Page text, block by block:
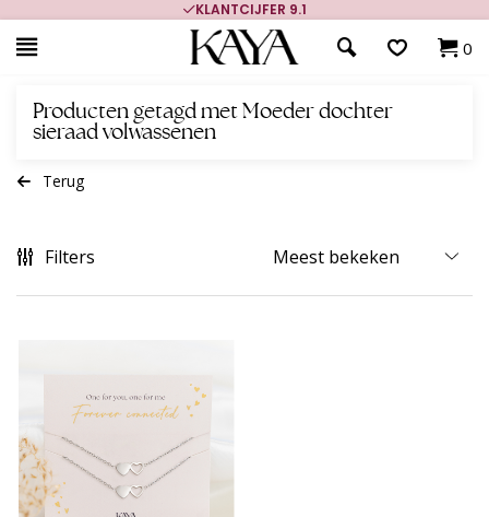
KLANTCIJFER 9.1
0
Producten getagd met Moeder dochter
sieraad volwassenen
Terug
Filters